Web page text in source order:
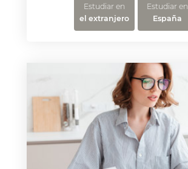
Estudiar en
el extranjero
Estudiar en
España